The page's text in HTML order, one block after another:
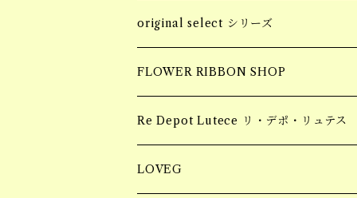
Socks 靴下
Pins ピンバッジ
Hair Claw ヘアクロー
BIG HAIR CLAW 大きいヘアクロー
accessory
piercing
earring
apparel
tops
souvenir
original select シリーズ
accessory
piercing
earring
apparel
tops
Candle
FLOWER RIBBON SHOP
お花柄ステッカー
Re Depot Lutece リ・デポ・リュテス
コッドシートBOX
LOVEG